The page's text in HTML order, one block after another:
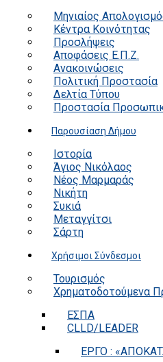
Μηνιαίος
Κέντρα Κοινότητας
Προσλήψεις
Αποφάσεις Ε.Π.Ζ.
Ανακοινώσεις
Πολιτική Προστασία
Δελτία Τύπου
Προστασία
Παρουσίαση Δήμου
Ιστορία
Άγιος Νικόλαος
Νέος Μαρμαράς
Νικήτη
Συκιά
Μεταγγίτσι
Σάρτη
Χρήσιμοι Σύνδεσμοι
Τουρισμός
Χρηματοδοτούμενα
ΕΣΠΑ
CLLD/LEADER
ΕΡΓΟ :